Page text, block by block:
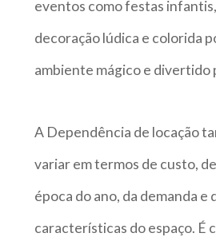
eventos como festas
decoração lúdica e colorida
ambiente mágico e divertido
A Dependência de locação
variar em termos de custo,
época do ano, da demanda e
características do espaço. É